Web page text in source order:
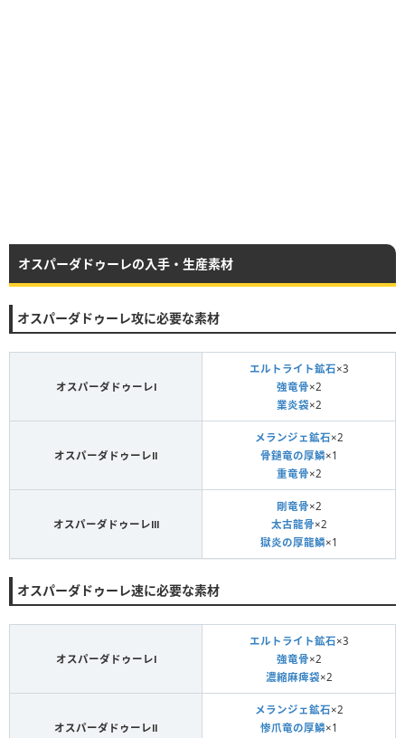
オスパーダドゥーレの入手・生産素材
オスパーダドゥーレ攻に必要な素材
オスパーダドゥーレⅠ
エルトライト鉱石×3
強竜骨×2
業炎袋×2
オスパーダドゥーレⅡ
メランジェ鉱石×2
骨鎚竜の厚鱗×1
重竜骨×2
オスパーダドゥーレⅢ
剛竜骨×2
太古龍骨×2
獄炎の厚龍鱗×1
オスパーダドゥーレ速に必要な素材
オスパーダドゥーレⅠ
エルトライト鉱石×3
強竜骨×2
濃縮麻痺袋×2
オスパーダドゥーレⅡ
メランジェ鉱石×2
惨爪竜の厚鱗×1